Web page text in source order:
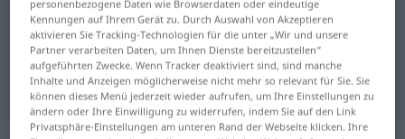
Schwedisch-Deutsch Übersetzung
für "verifiera"
"verifiera" Deutsch Übersetzung
personenbezogene Daten wie Browserdaten oder eindeutige
Kennungen auf Ihrem Gerät zu. Durch Auswahl von Akzeptieren
aktivieren Sie Tracking-Technologien für die unter „Wir und unsere
Partner verarbeiten Daten, um Ihnen Dienste bereitzustellen“
aufgeführten Zwecke. Wenn Tracker deaktiviert sind, sind manche
Inhalte und Anzeigen möglicherweise nicht mehr so relevant für Sie. Sie
können dieses Menü jederzeit wieder aufrufen, um Ihre Einstellungen zu
ändern oder Ihre Einwilligung zu widerrufen, indem Sie auf den Link
Privatsphäre-Einstellungen am unteren Rand der Webseite klicken. Ihre